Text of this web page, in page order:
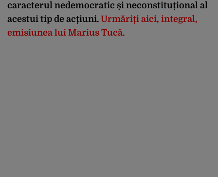
caracterul nedemocratic și neconstituțional al
acestui tip de acțiuni. Urmăriți aici, integral,
emisiunea lui Marius Tucă.